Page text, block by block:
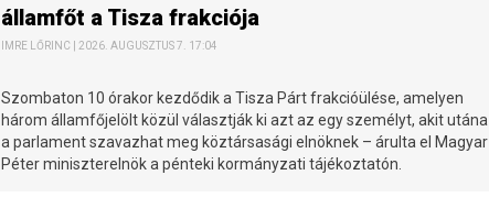
államfőt a Tisza frakciója
IMRE LŐRINC | 2026. AUGUSZTUS 7. 17:04
Szombaton 10 órakor kezdődik a Tisza Párt frakcióülése, amelyen
három államfőjelölt közül választják ki azt az egy személyt, akit utána
a parlament szavazhat meg köztársasági elnöknek – árulta el Magyar
Péter miniszterelnök a pénteki kormányzati tájékoztatón.